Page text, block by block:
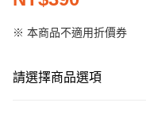
※ 本商品不適用折價券
請選擇商品選項